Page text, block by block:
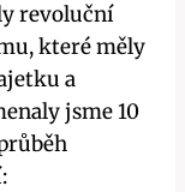
revoluční
které měly
a
jsme 10